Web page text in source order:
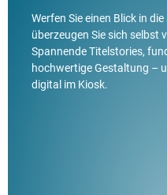
Werfen Sie einen Blick in
überzeugen Sie sich selbst
Spannende Titelstories,
hochwertige Gestaltung –
digital im Kiosk.